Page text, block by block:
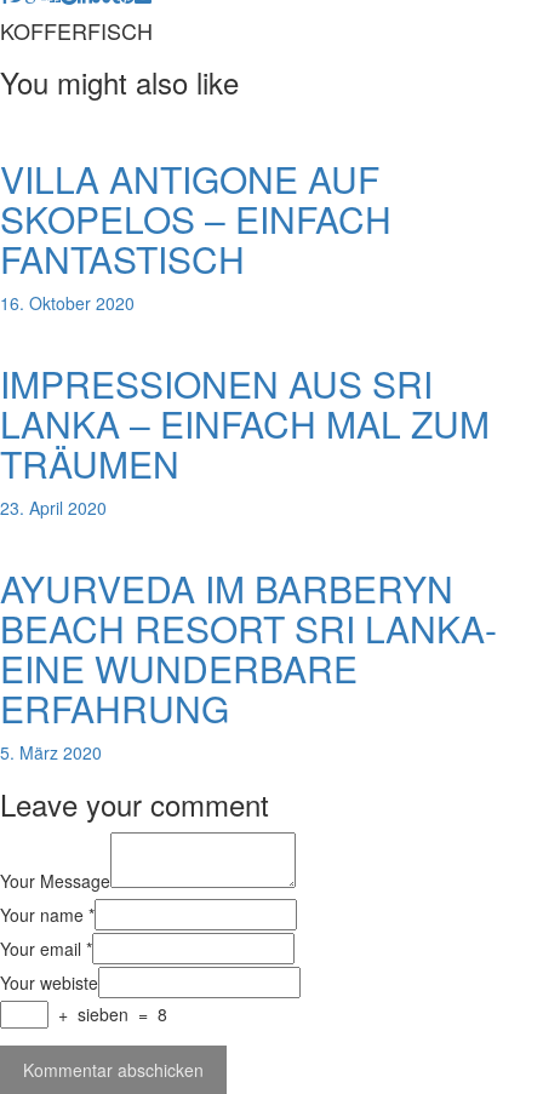
KOFFERFISCH
You might also like
VILLA ANTIGONE AUF
SKOPELOS – EINFACH
FANTASTISCH
16. Oktober 2020
IMPRESSIONEN AUS SRI
LANKA – EINFACH MAL ZUM
TRÄUMEN
23. April 2020
AYURVEDA IM BARBERYN
BEACH RESORT SRI LANKA-
EINE WUNDERBARE
ERFAHRUNG
5. März 2020
Leave your comment
Your Message
Your name *
Your email *
Your webiste
+ sieben = 8